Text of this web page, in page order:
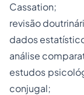
Cassation;
revisão
dados
análise
estudos
conjugal;